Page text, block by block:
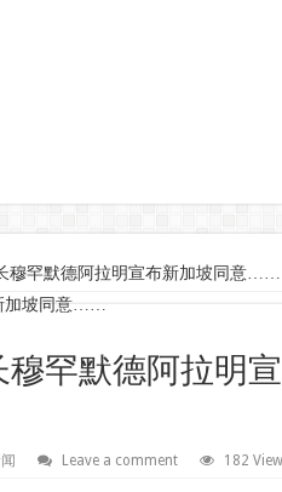
穆罕默德阿拉明宣布新加坡同意……
罕默德阿拉明
Leave a comment 182